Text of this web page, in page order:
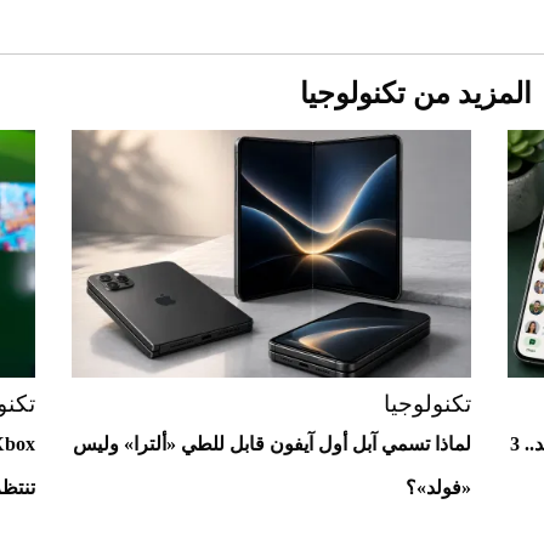
Aston Martin Valiant: على هوى الأبطال
المزيد من تكنولوجيا
واتساب يختبر واجهات جديدة لمستخدمي أندرويد.. 3
تكنولوجيا
لماذا تسمي آبل أول آيفون قابل للطي «ألترا» وليس
«فولد»؟